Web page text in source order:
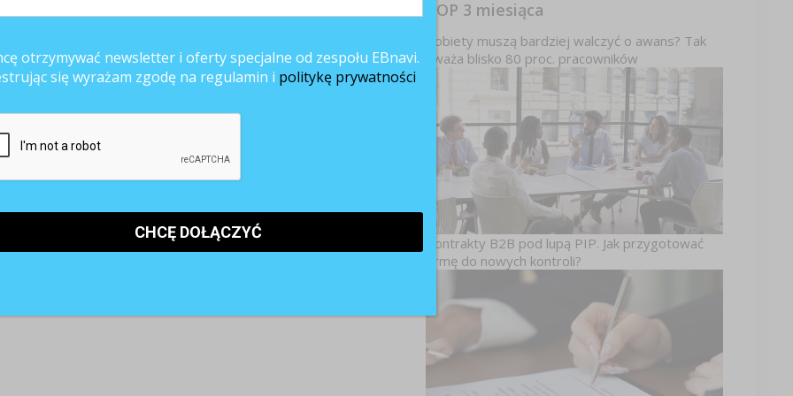
najlepszych i słabszych. Nie da się uciec również od stereotypów
międzynarodowe. Jak nietrudno się domyślić, w tym wypadku
nacjach.
modyfikacji systemu ocen. W efekcie sami pracownicy mogą
wpłynie na efektywność całego procesu. Notoryczne usterki w
traktowania pracownika w organizacji i przyczynić się do trwałej skazy
TOP 3 miesiąca
Kobiety muszą bardziej walczyć o awans? Tak
uważa blisko 80 proc. pracowników
Kontrakty B2B pod lupą PIP. Jak przygotować
firmę do nowych kontroli?
otrzymywać newsletter i oferty specjalne od zespołu EBnavi.
się wyrażam zgodę na regulamin i politykę prywatności